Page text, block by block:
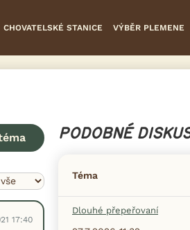
CHOVATELSKÉ STANICE VÝBĚR PLEMENE
17:40
PODOBNÉ
Téma
Dlouhé přepeřovaní